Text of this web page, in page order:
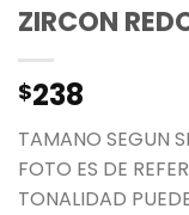
ZIRCON
$238
TAMANO SEGUN
FOTO ES DE
TONALIDAD